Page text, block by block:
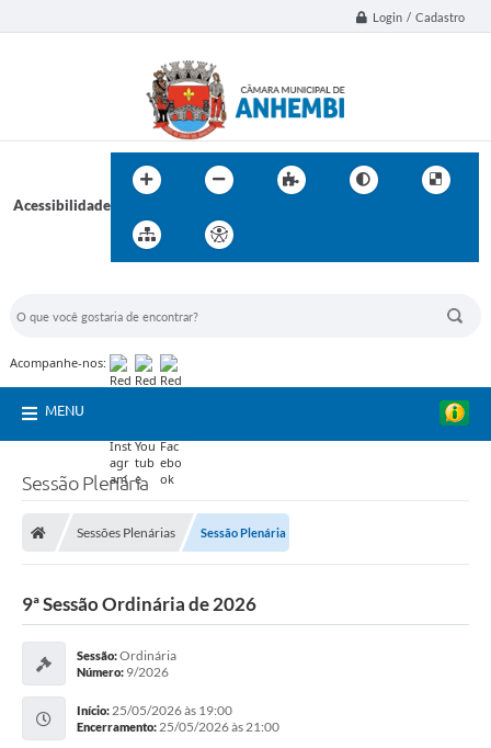
Login / Cadastro
Acessibilidade
Acompanhe-nos:
MENU
Sessão Plenária
Sessões Plenárias Sessão Plenária
9ª Sessão Ordinária de 2026
Sessão:Ordinária
Número: 9/2026
Início:25/05/2026 às 19:00
Encerramento:25/05/2026 às 21:00